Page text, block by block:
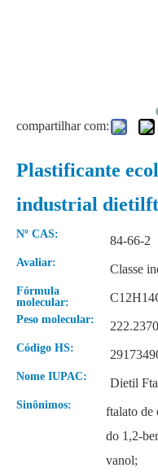
compartilhar com:
Plastificante
industrial
Nº CAS: 84-66-2
Avaliar: Classe
Fórmula
molecular:
Peso molecular:
Código HS:
Nome IUPAC: Dietil
Sinônimos:
ftalato de
do 1,2-
vanol;